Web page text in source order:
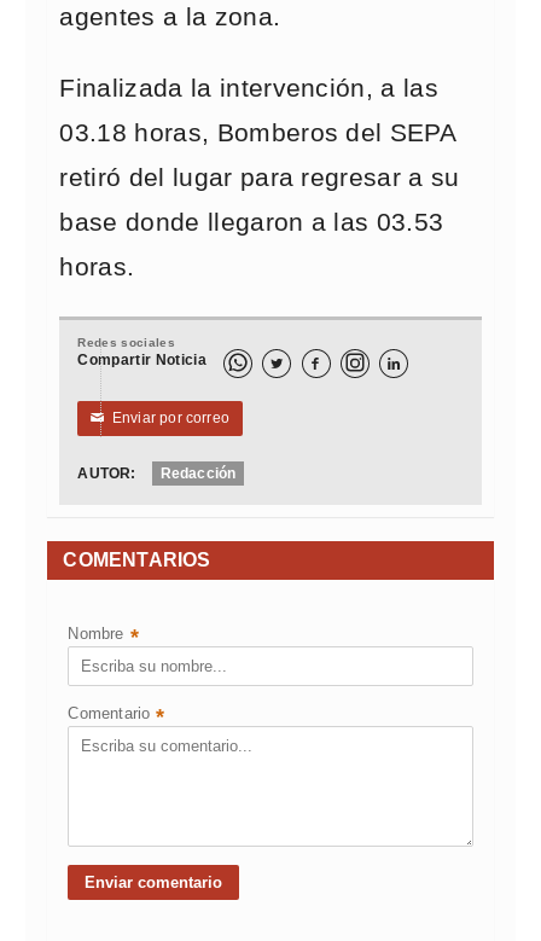
agentes a la zona.
Finalizada la intervención, a las
03.18 horas, Bomberos del SEPA
retiró del lugar para regresar a su
base donde llegaron a las 03.53
horas.
Redes sociales
Compartir Noticia   
✉ Enviar por correo
AUTOR: Redacción
COMENTARIOS
Nombre *
Comentario *